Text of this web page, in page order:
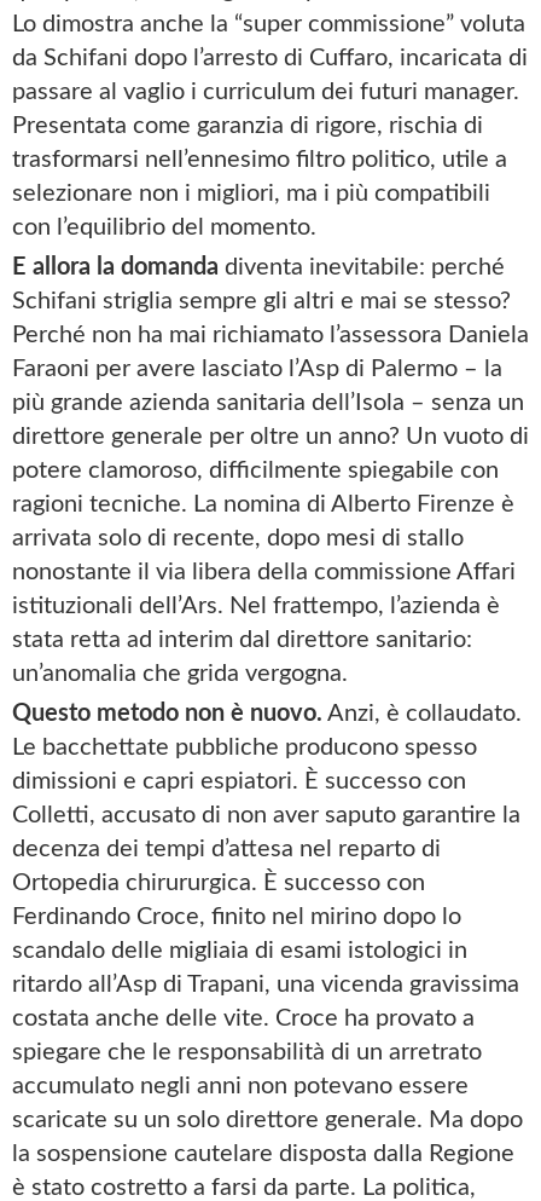
Lo dimostra anche la “super commissione” voluta
da Schifani dopo l’arresto di Cuffaro, incaricata di
passare al vaglio i curriculum dei futuri manager.
Presentata come garanzia di rigore, rischia di
trasformarsi nell’ennesimo filtro politico, utile a
selezionare non i migliori, ma i più compatibili
con l’equilibrio del momento.
E allora la domanda diventa inevitabile: perché
Schifani striglia sempre gli altri e mai se stesso?
Perché non ha mai richiamato l’assessora Daniela
Faraoni per avere lasciato l’Asp di Palermo – la
più grande azienda sanitaria dell’Isola – senza un
direttore generale per oltre un anno? Un vuoto di
potere clamoroso, difficilmente spiegabile con
ragioni tecniche. La nomina di Alberto Firenze è
arrivata solo di recente, dopo mesi di stallo
nonostante il via libera della commissione Affari
istituzionali dell’Ars. Nel frattempo, l’azienda è
stata retta ad interim dal direttore sanitario:
un’anomalia che grida vergogna.
Questo metodo non è nuovo. Anzi, è collaudato.
Le bacchettate pubbliche producono spesso
dimissioni e capri espiatori. È successo con
Colletti, accusato di non aver saputo garantire la
decenza dei tempi d’attesa nel reparto di
Ortopedia chirururgica. È successo con
Ferdinando Croce, finito nel mirino dopo lo
scandalo delle migliaia di esami istologici in
ritardo all’Asp di Trapani, una vicenda gravissima
costata anche delle vite. Croce ha provato a
spiegare che le responsabilità di un arretrato
accumulato negli anni non potevano essere
scaricate su un solo direttore generale. Ma dopo
la sospensione cautelare disposta dalla Regione
è stato costretto a farsi da parte. La politica,